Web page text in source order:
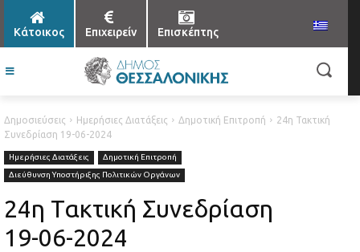
Κάτοικος Επιχειρείν Επισκέπτης
Δημοσιεύσεις Ημερήσιες Διατάξεις Δημοτική Επιτροπή
24η Τακτική
Συνεδρίαση 19-06-2024
Ημερήσιες Διατάξεις
Δημοτική Επιτροπή
Διεύθυνση Υποστήριξης Πολιτικών Οργάνων
24η Τακτική Συνεδρίαση
19-06-2024